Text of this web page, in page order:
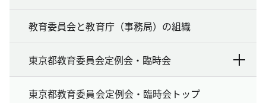
教育委員会と教育庁（事務局）の組織
東京都教育委員会定例会・臨時会
東京都教育委員会定例会・臨時会トップ